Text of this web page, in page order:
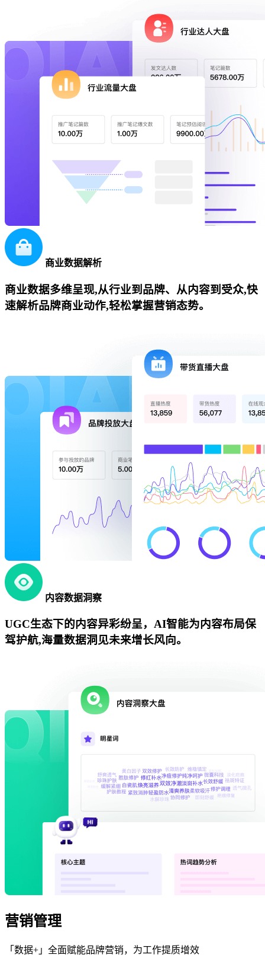
商业数据解析
商业数据多维呈现,从行业到品牌、从内容到受众,快
速解析品牌商业动作,轻松掌握营销态势。
内容数据洞察
UGC生态下的内容异彩纷呈，AI智能为内容布局保
驾护航,海量数据洞见未来增长风向。
营销管理
「数据+」全面赋能品牌营销，为工作提质增效